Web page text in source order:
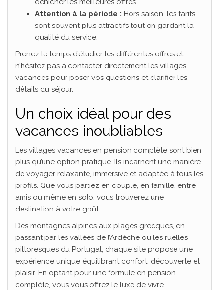
dénicher les meilleures offres.
Attention à la période : Hors saison, les tarifs
sont souvent plus attractifs tout en gardant la
qualité du service.
Prenez le temps d’étudier les différentes offres et
n’hésitez pas à contacter directement les villages
vacances pour poser vos questions et clarifier les
détails du séjour.
Un choix idéal pour des
vacances inoubliables
Les villages vacances en pension complète sont bien
plus qu’une option pratique. Ils incarnent une manière
de voyager relaxante, immersive et adaptée à tous les
profils. Que vous partiez en couple, en famille, entre
amis ou même en solo, vous trouverez une
destination à votre goût.
Des montagnes alpines aux plages grecques, en
passant par les vallées de l’Ardèche ou les ruelles
pittoresques du Portugal, chaque site propose une
expérience unique équilibrant confort, découverte et
plaisir. En optant pour une formule en pension
complète, vous vous offrez le luxe de vivre